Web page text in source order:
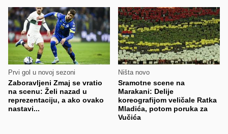
Prvi gol u novoj sezoni
Zaboravljeni Zmaj se vratio
na scenu: Želi nazad u
reprezentaciju, a ako ovako
nastavi...
Ništa novo
Sramotne scene na
Marakani: Delije
koreografijom veličale Ratka
Mladića, potom poruka za
Vučića